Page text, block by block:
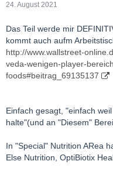
24. August 2021
Das Teil werde mir
kommt auch aufm
http://www.wallstreet-
veda-wenigen-player-
foods#beitrag_69135137
Einfach gesagt, "einfach
halte"(und an "Diesem"
In "Special" Nutrition ARea
Else Nutrition, OptiBiotix